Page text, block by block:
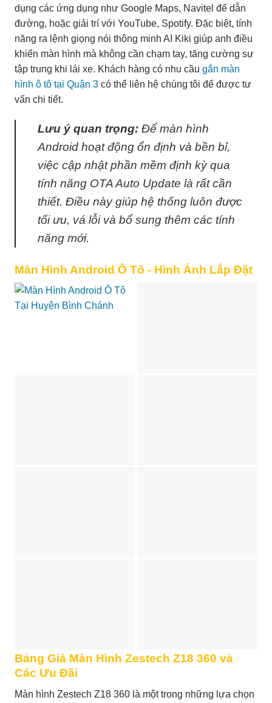
dụng các ứng dụng như Google Maps, Navitel để dẫn
đường, hoặc giải trí với YouTube, Spotify. Đặc biệt, tính
năng ra lệnh giọng nói thông minh AI Kiki giúp anh điều
khiển màn hình mà không cần chạm tay, tăng cường sự
tập trung khi lái xe. Khách hàng có nhu cầu gắn màn
hình ô tô tại Quận 3 có thể liên hệ chúng tôi để được tư
vấn chi tiết.
Lưu ý quan trọng: Để màn hình
Android hoạt động ổn định và bền bỉ,
việc cập nhật phần mềm định kỳ qua
tính năng OTA Auto Update là rất cần
thiết. Điều này giúp hệ thống luôn được
tối ưu, vá lỗi và bổ sung thêm các tính
năng mới.
Màn Hình Android Ô Tô - Hình Ảnh Lắp Đặt
Bảng Giá Màn Hình Zestech Z18 360 và
Các Ưu Đãi
Màn hình Zestech Z18 360 là một trong những lựa chọn